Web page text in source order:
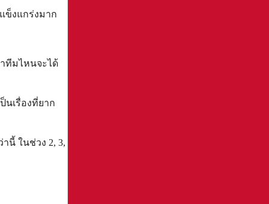
ข็งแกร่งมาก
ทีมไหนจะได้
นเรื่องที่ยาก
นี้ ในช่วง 2, 3,